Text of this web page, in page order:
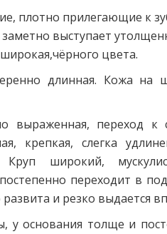
плотно прилегающие к
выступает
цвета.
длинная. Кожа на
выраженная, переход к
крепкая, слегка
Круп широкий,
переходит в
и резко выдается
у основания толще и